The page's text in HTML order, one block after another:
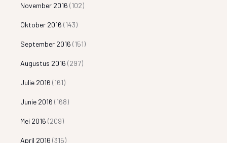
November 2016 (102)
Oktober 2016 (143)
September 2016 (151)
Augustus 2016 (297)
Julie 2016 (161)
Junie 2016 (168)
Mei 2016 (209)
April 2016 (315)